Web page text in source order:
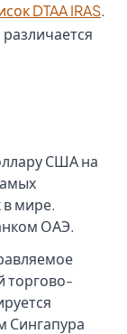
DTAA IRAS.
США на
в мире.
ОАЭ.
торгово-
Сингапура